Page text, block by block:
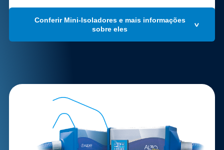
Conferir Mini-Isoladores e mais informações
sobre eles